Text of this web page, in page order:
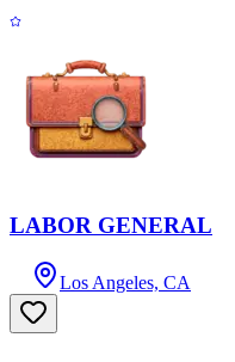
LABOR GENERAL
Los Angeles, CA